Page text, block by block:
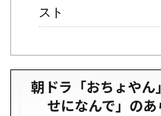
スト
朝ドラ「おちょや
せになんで」の